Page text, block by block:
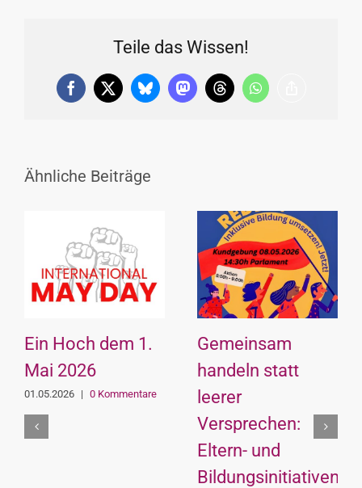
Teile das Wissen!
Facebook
X BlueskyMastodonThreadsWhatsApp
Ähnliche Beiträge
Ein Hoch dem 1.
Mai 2026
01.05.2026 | 0 Kommentare
Gemeinsam
handeln statt
leerer
Versprechen:
Eltern- und
Bildungsinitiativen